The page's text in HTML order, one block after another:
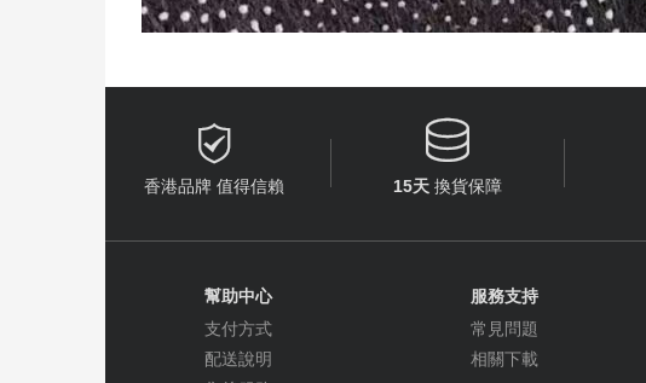

香港品牌 值得信賴

15天 換貨保障
幫助中心
支付方式
配送說明
服務支持
常見問題
相關下載